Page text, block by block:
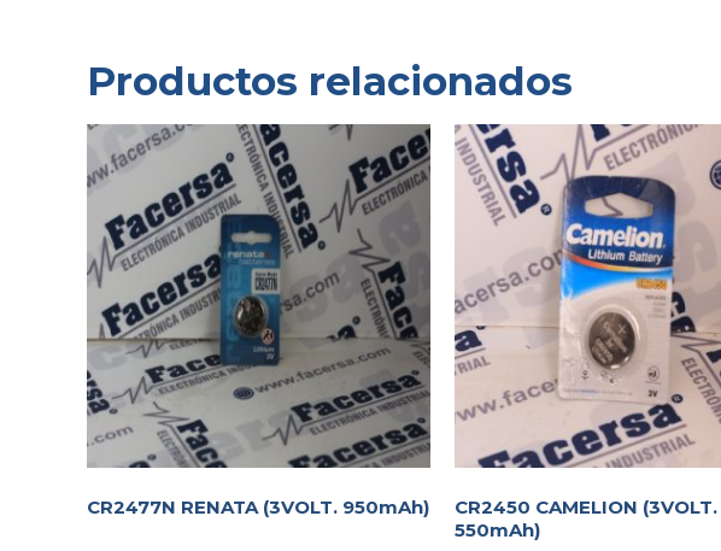
Productos relacionados
CR2477N RENATA (3VOLT. 950mAh)
CR2450 CAMELION (3VOLT.
550mAh)